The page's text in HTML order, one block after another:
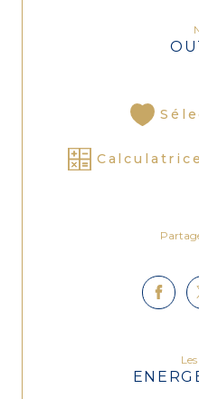
Calculatrice